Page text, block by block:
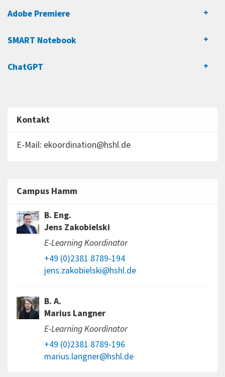
Adobe Premiere
SMART Notebook
ChatGPT
Kontakt
E-Mail: ekoordination@hshl.de
Campus Hamm
B. Eng.
Jens Zakobielski
E-Learning Koordinator
+49 (0)2381 8789-194
jens.zakobielski@hshl.de
B. A.
Marius Langner
E-Learning Koordinator
+49 (0)2381 8789-196
marius.langner@hshl.de